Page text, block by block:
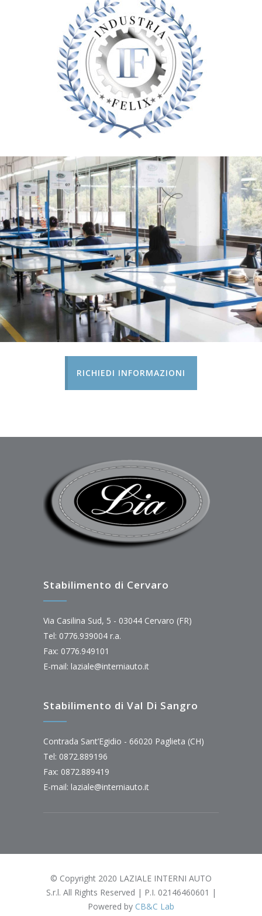
RICHIEDI INFORMAZIONI
Stabilimento di Cervaro
Via Casilina Sud, 5 - 03044 Cervaro (FR)
Tel: 0776.939004 r.a.
Fax: 0776.949101
E-mail: laziale@interniauto.it
Stabilimento di Val Di Sangro
Contrada Sant’Egidio - 66020 Paglieta (CH)
Tel: 0872.889196
Fax: 0872.889419
E-mail: laziale@interniauto.it
© Copyright 2020 LAZIALE INTERNI AUTO
S.r.l. All Rights Reserved | P.I. 02146460601 |
Powered by CB&C Lab